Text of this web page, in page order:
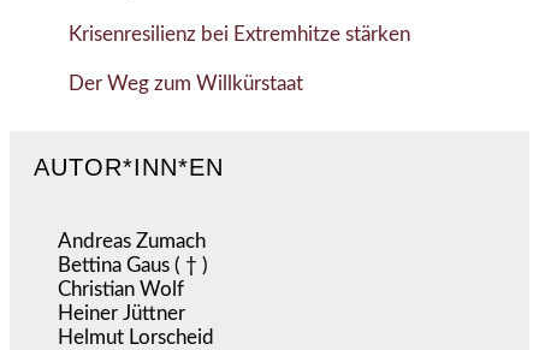
Krisenresilienz bei Extremhitze stärken
Der Weg zum Willkürstaat
AUTOR*INN*EN
Andreas Zumach
Bettina Gaus ( † )
Christian Wolf
Heiner Jüttner
Helmut Lorscheid